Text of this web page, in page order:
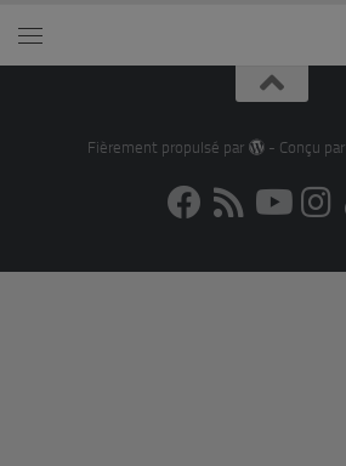
Fièrement propulsé par - Conçu par